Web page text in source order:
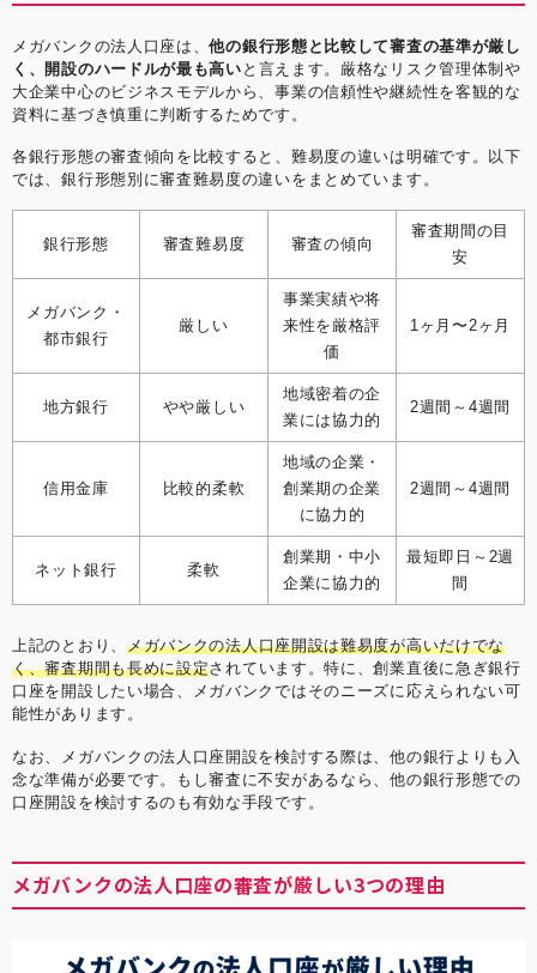
メガバンクの法人口座は、他の銀行形態と比較して審査の基準が厳し
く、開設のハードルが最も高い と言えます。厳格なリスク管理体制や
大企業中心のビジネスモデルから、事業の信頼性や継続性を客観的な
資料に基づき慎重に判断するためです。
各銀行形態の審査傾向を比較すると、難易度の違いは明確です。以下
では、銀行形態別に審査難易度の違いをまとめています。
銀行形態 審査難易度 審査の傾向
審査期間の目
安
メガバンク・
都市銀行
厳しい
事業実績や将
来性を厳格評
価
1ヶ月〜2ヶ月
地方銀行 やや厳しい
地域密着の企
業には協力的
2週間～4週間
信用金庫 比較的柔軟
地域の企業・
創業期の企業
に協力的
2週間～4週間
ネット銀行 柔軟
創業期・中小
企業に協力的
最短即日～2週
間
上記のとおり、 メガバンクの法人口座開設は難易度が高いだけでな
く、審査期間も長めに設定されています。特に、創業直後に急ぎ銀行
口座を開設したい場合、メガバンクではそのニーズに応えられない可
能性があります。
なお、メガバンクの法人口座開設を検討する際は、他の銀行よりも入
念な準備が必要です。もし審査に不安があるなら、他の銀行形態での
口座開設を検討するのも有効な手段です。
メガバンクの法人口座の審査が厳しい3つの理由